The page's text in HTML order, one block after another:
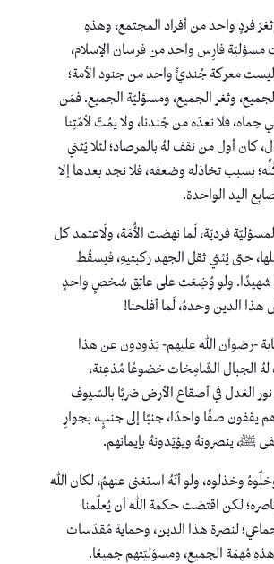
فردٍ واحد من أفراد المجتمع، وهذهِ
مسؤليّة فارِس واحد من فرسان الإسلام،
ليست معركة جُنديٍّ واحد من جنود الأمة؛
وثغر الجميع، ومسؤليّة الجميع. فمَن
حِماه، فلا نعدّه من جُندنا، ولا يمُتّ لأمّتِنا
كان أول من نقف لهُ بالمرصاد؛ لئلا يُثني
بسبب تخاذله وضعفه، فلا نجد بعدها إلا
اليد الواحدة.
فرديّة، لَما نهضت الأُمّة، ولَاعتمد كل
حتى يُثني ثقل الجهد ركبتيهِ، فيسقُط
شهيدًا. ولو وُضِعَت على عاتِق شخصٍ واحدٍ
الدين وحدهُ، لَما أفلحنا!
-رضوان اللّٰه عليهم- يَذودون عن هذا
لهُ الجبال الشّامِخات خضوعًا مُذعِنة،
العَدل في أصقاع الأرض ضربًا بالسّيوف
يقفون صفًا واحدًا، جنبًا إلى جنبٍ، بجوارِ
ﷺ، ينصرونهُ ويؤيّدونهُ بإيمانهم.
وخذلوه، ولو أنّهُ استغنى عنهمُ، لكان اللّٰه
لكن اقتضت حكمة اللّٰه أن يُعلّمنا
لنصرة هذا الدين، وحماية مُقدّسات
مُهمّة الجميع، ومسؤليّتهم جميعًا.